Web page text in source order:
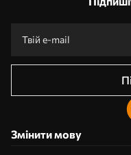
Змінити мову